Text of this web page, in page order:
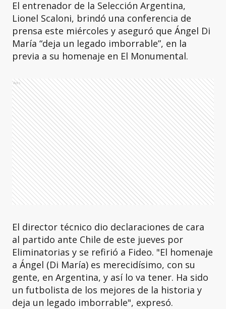
El entrenador de la Selección Argentina,
Lionel Scaloni, brindó una conferencia de
prensa este miércoles y aseguró que Ángel Di
María “deja un legado imborrable”, en la
previa a su homenaje en El Monumental.
Ads
El director técnico dio declaraciones de cara
al partido ante Chile de este jueves por
Eliminatorias y se refirió a Fideo. "El homenaje
a Ángel (Di María) es merecidísimo, con su
gente, en Argentina, y así lo va tener. Ha sido
un futbolista de los mejores de la historia y
deja un legado imborrable", expresó.